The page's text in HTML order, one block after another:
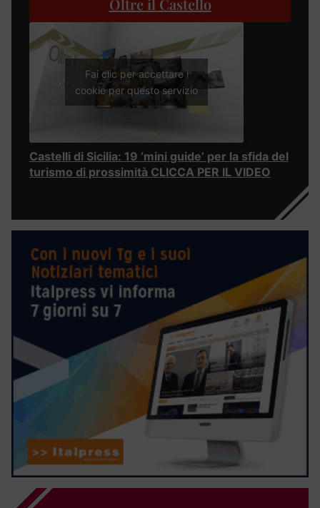
Oltre il Castello
Fai clic per accettare i
cookie per questo servizio
Castelli di Sicilia: 19 ‘mini guide’ per la sfida del
turismo di prossimità CLICCA PER IL VIDEO